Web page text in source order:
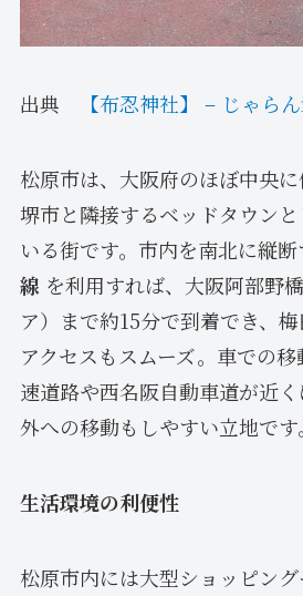
出典 【布忍神社】 – じゃら
松原市は、大阪府のほぼ中央
堺市と隣接するベッドタウン
いる街です。市内を南北に縦断
線 を利用すれば、大阪阿部野
ア）まで約15分で到着でき、
アクセスもスムーズ。車での
速道路や西名阪自動車道が近
外への移動もしやすい立地です。
生活環境の利便性
松原市内には大型ショッピング